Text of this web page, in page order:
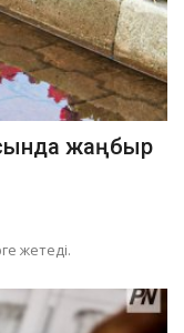
жаңбыр
жетеді.